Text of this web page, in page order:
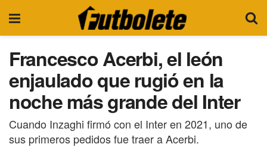
Francesco Acerbi, el león
enjaulado que rugió en la
noche más grande del Inter
Cuando Inzaghi firmó con el Inter en 2021, uno de
sus primeros pedidos fue traer a Acerbi.